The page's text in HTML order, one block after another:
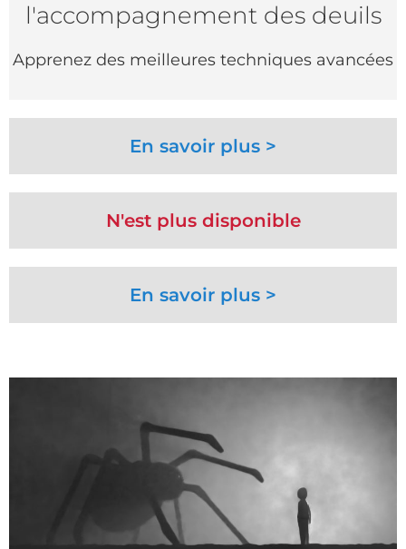
l'accompagnement des deuils
Apprenez des meilleures techniques avancées
En savoir plus >
N'est plus disponible
En savoir plus >